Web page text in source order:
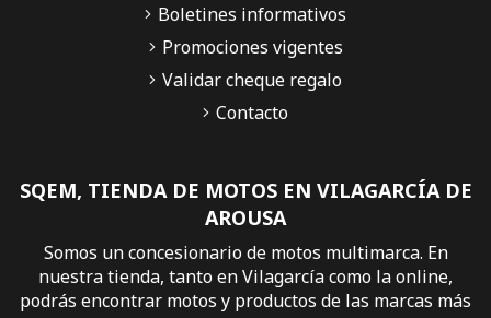
SQEM, TIENDA DE MOTOS EN VILAGARCÍA DE
AROUSA
Somos un concesionario de motos multimarca. En
nuestra tienda, tanto en Vilagarcía como la online,
podrás encontrar motos y productos de las marcas más
Boletines informativos
Promociones vigentes
Validar cheque regalo
Contacto